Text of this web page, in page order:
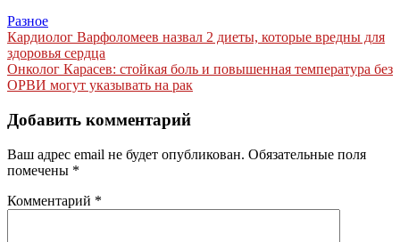
Разное
Навигация
по
записям
Кардиолог Варфоломеев назвал 2 диеты, которые вредны для
здоровья сердца
Онколог Карасев: стойкая боль и повышенная температура без
ОРВИ могут указывать на рак
Добавить комментарий
Ваш адрес email не будет опубликован. Обязательные поля
помечены *
Комментарий *